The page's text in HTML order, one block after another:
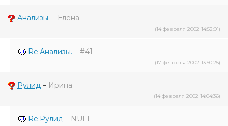
Анализы. – Елена
(14 февраля 2002 14:52:01)
Re:Анализы. – #41
(17 февраля 2002 13:50:25)
Рулид – Ирина
(14 февраля 2002 14:04:36)
Re:Рулид – NULL